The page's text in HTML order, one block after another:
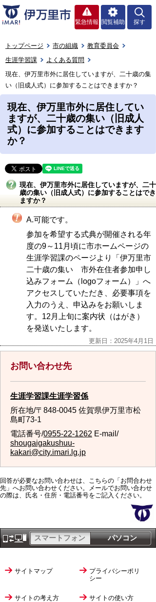
緊急情報 閲覧補助 探す
トップページ 市の組織
教育委員会
生涯学習課
よくある質問
現在、伊万里市外に居住していますが、二十歳の集
い（旧成人式）に参加することはできますか？
現在、伊万里市外に居住してい
ますが、二十歳の集い（旧成人
式）に参加することはできます
か？
現在、伊万里市外に居住していますが、二十
歳の集い（旧成人式）に参加することはでき
ますか？
A.可能です。
参加を希望する式典が開催される年
度の9～11月頃に市ホームページの
生涯学習課のページより「伊万里市
二十歳の集い 市外在住者参加申し
込みフォーム（logoフォーム）」へ
アクセスしていただき、必要事項を
入力のうえ、申込みをお願いしま
す。12月上旬に案内状（はがき）
を発送いたします。
更新日：2025年4月1日
お問い合わせ先
生涯学習課生涯学習係
所在地/〒848-0045 佐賀県伊万里市松
島町73-1
電話番号/0955-22-1262 E-mail/
shougaigakushuu-
kakari@city.imari.lg.jp
回答が必要なお問い合わせは、こちらの「お問合わせ
先」へお問い合わせください。メールでお問い合わせ
の際は、氏名・住所・電話番号をご記入ください。
パソコン
スマートフォン
サイトマップ
プライバシーポリ
シー
サイトの考え方 サイトの使い方